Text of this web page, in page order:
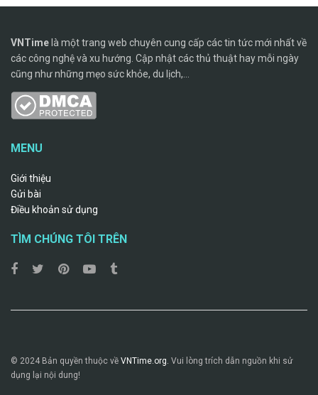
VNTimelà một trang web chuyên cung cấp các tin tức mới nhất về
các công nghệ và xu hướng. Cập nhật các thủ thuật hay mỗi ngày
cũng như những mẹo sức khỏe, du lịch,...
MENU
Giới thiệu
Gửi bài
Điều khoản sử dụng
TÌM CHÚNG TÔI TRÊN
© 2024 Bản quyền thuộc về VNTime.org. Vui lòng trích dẫn nguồn khi sử
dụng lại nội dung!